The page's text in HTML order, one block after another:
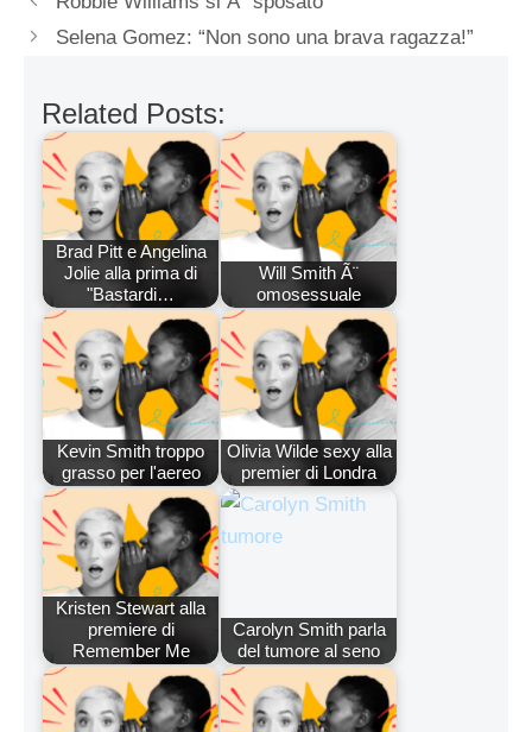
Selena Gomez: “Non sono una brava ragazza!”
Related Posts:
Brad Pitt e Angelina
Jolie alla prima di
"Bastardi…
Will Smith Ã¨
omosessuale
Kevin Smith troppo
grasso per l'aereo
Olivia Wilde sexy alla
premier di Londra
Kristen Stewart alla
premiere di
Remember Me
Carolyn Smith parla
del tumore al seno